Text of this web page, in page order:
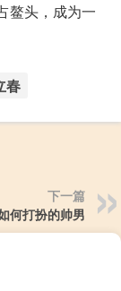
鳌头，成为一
春
下一篇
何打扮的帅男